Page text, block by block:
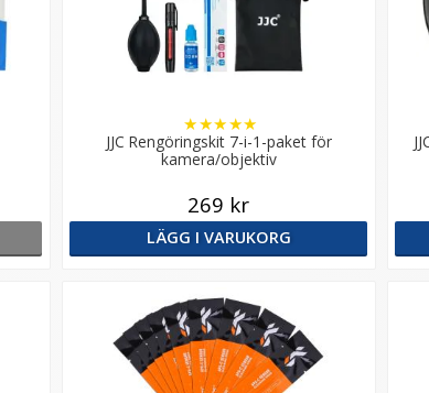
JJC Rengöringskit 7-i-1-paket för
kamera/objektiv
★★★★★
269 kr
LÄGG I VARUKORG